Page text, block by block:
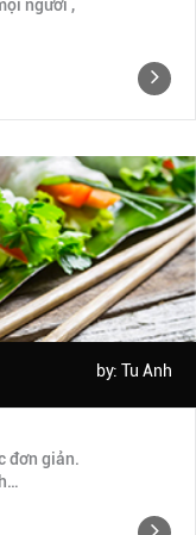
người ,
by: Tu Anh
đơn giản.